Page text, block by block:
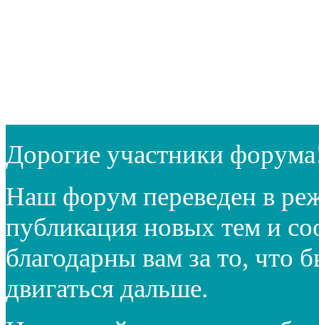
Дорогие участники
Наш форум переведен в
публикация новых тем и
благодарны вам за то, что
двигаться дальше.